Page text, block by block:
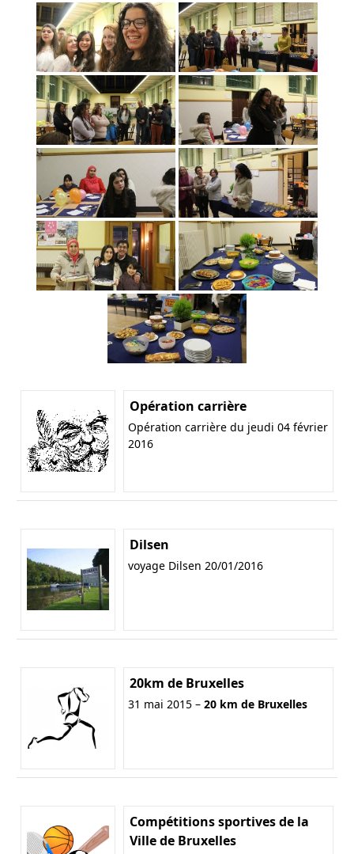
Opération carrière
Opération carrière du jeudi 04 février
2016
Dilsen
voyage Dilsen 20/01/2016
20km de Bruxelles
31 mai 2015 – 20 km de Bruxelles
Compétitions sportives de la
Ville de Bruxelles